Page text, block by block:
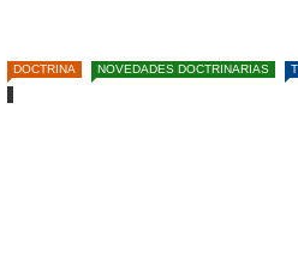
DOCTRINA NOVEDADES DOCTRINARIAS